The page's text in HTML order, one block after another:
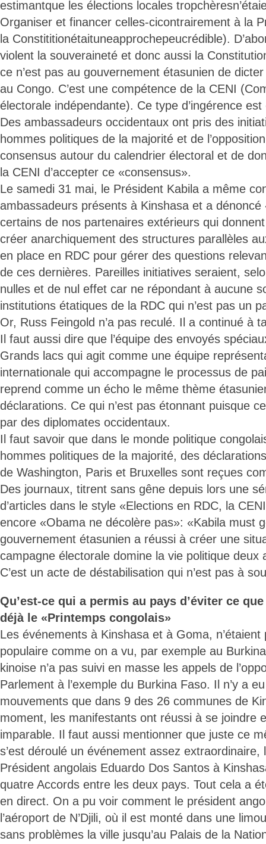
estimantque les élections locales
Organiser et financer celles-cicontrairement à la
la Constititionétaituneapprochepeucrédible).
violent la souveraineté et donc aussi la
ce n’est pas au gouvernement étasunien de
au Congo. C’est une compétence de la CENI
électorale indépendante). Ce type d’ingérence est
Des ambassadeurs occidentaux ont pris des
hommes politiques de la majorité et de
consensus autour du calendrier électoral et de
la CENI d’accepter ce «consensus».
Le samedi 31 mai, le Président Kabila a même
ambassadeurs présents à Kinshasa et a dénoncé
certains de nos partenaires extérieurs qui
créer anarchiquement des structures parallèles
en place en RDC pour gérer des questions
de ces dernières. Pareilles initiatives seraient,
nulles et de nul effet car ne répondant à aucune
institutions étatiques de la RDC qui n’est pas un
Or, Russ Feingold n’a pas reculé. Il a continué à
Il faut aussi dire que l’équipe des envoyés
Grands lacs qui agit comme une équipe
internationale qui accompagne le processus de
reprend comme un écho le même thème
déclarations. Ce qui n’est pas étonnant puisque
par des diplomates occidentaux.
Il faut savoir que dans le monde politique
hommes politiques de la majorité, des
de Washington, Paris et Bruxelles sont reçues
Des journaux, titrent sans gêne depuis lors une
d’articles dans le style «Elections en RDC, la
encore «Obama ne décolère pas»: «Kabila must
gouvernement étasunien a réussi à créer une
campagne électorale domine la vie politique deux
C’est un acte de déstabilisation qui n’est pas à
Qu’est-ce qui a permis au pays d’éviter ce
déjà le «Printemps congolais»
Les événements à Kinshasa et à Goma,
populaire comme on a vu, par exemple au
kinoise n’a pas suivi en masse les appels de
Parlement à l’exemple du Burkina Faso. Il n’y a
mouvements que dans 9 des 26 communes de
moment, les manifestants ont réussi à se joindre
imparable. Il faut aussi mentionner que juste ce
s’est déroulé un événement assez extraordinaire,
Président angolais Eduardo Dos Santos à
quatre Accords entre les deux pays. Tout cela a
en direct. On a pu voir comment le président
l’aéroport de N’Djili, où il est monté dans une
sans problèmes la ville jusqu’au Palais de la